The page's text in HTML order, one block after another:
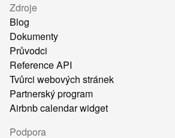
Zdroje
Blog
Dokumenty
Průvodci
Reference API
Tvůrci webových stránek
Partnerský program
Airbnb calendar widget
Podpora